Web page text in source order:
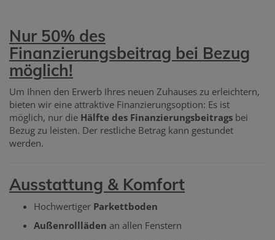
Nur 50% des
Finanzierungsbeitrag bei Bezug
möglich!
Um Ihnen den Erwerb Ihres neuen Zuhauses zu erleichtern,
bieten wir eine attraktive Finanzierungsoption: Es ist
möglich, nur die Hälfte des Finanzierungsbeitrags bei
Bezug zu leisten. Der restliche Betrag kann gestundet
werden.
Ausstattung & Komfort
Hochwertiger Parkettboden
Außenrollläden an allen Fenstern